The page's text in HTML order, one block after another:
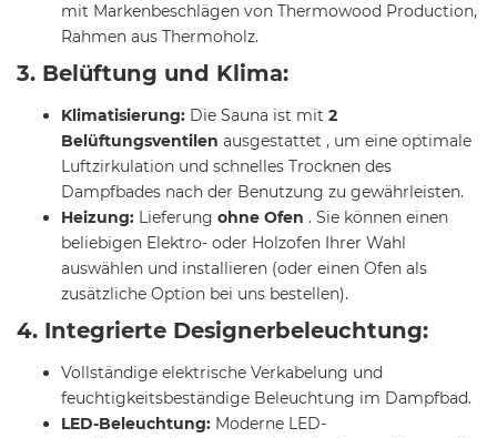
mit Markenbeschlägen von Thermowood Production,
Rahmen aus Thermoholz.
3. Belüftung und Klima:
Klimatisierung: Die Sauna ist mit 2
Belüftungsventilen ausgestattet , um eine optimale
Luftzirkulation und schnelles Trocknen des
Dampfbades nach der Benutzung zu gewährleisten.
Heizung: Lieferung ohne Ofen . Sie können einen
beliebigen Elektro- oder Holzofen Ihrer Wahl
auswählen und installieren (oder einen Ofen als
zusätzliche Option bei uns bestellen).
4. Integrierte Designerbeleuchtung:
Vollständige elektrische Verkabelung und
feuchtigkeitsbeständige Beleuchtung im Dampfbad.
LED-Beleuchtung: Moderne LED-